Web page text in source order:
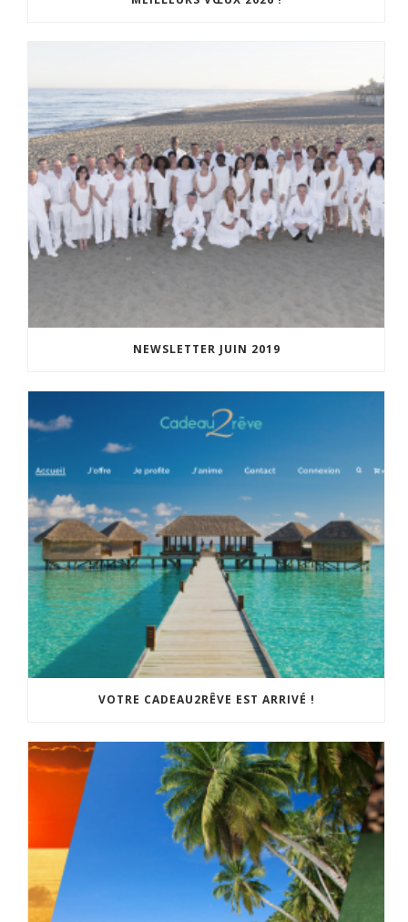
NEWSLETTER JUIN 2019
VOTRE CADEAU2RÊVE EST ARRIVÉ !